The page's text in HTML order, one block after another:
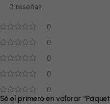
0 reseñas
0
0
0
0
0
Sé el primero en valorar